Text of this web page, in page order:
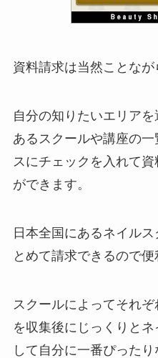
資料請求は当然ことなが
自分の知りたいエリア
あるスクールや講座の
スにチェックを入れて
ができます。
日本全国にあるネイル
とめて請求できるので便
スクールによってそれ
を収集後にじっくりと
して自分に一番ぴった